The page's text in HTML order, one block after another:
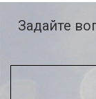
Задайте